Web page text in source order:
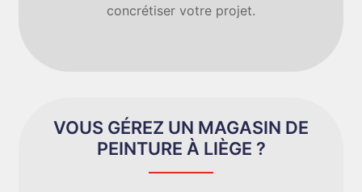
concrétiser votre projet.
VOUS GÉREZ UN MAGASIN DE
PEINTURE À LIÈGE ?